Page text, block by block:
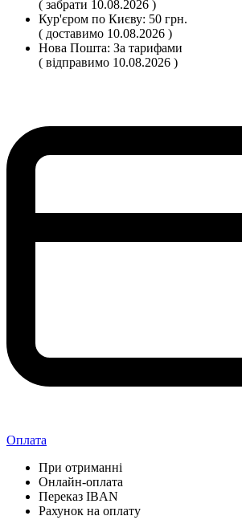
( забрати 10.08.2026 )
Кур'єром по Києву: 50 грн.
( доставимо 10.08.2026 )
Нова Пошта: За тарифами
( відправимо 10.08.2026 )
Оплата
При отриманні
Онлайн-оплата
Переказ IBAN
Рахунок на оплату